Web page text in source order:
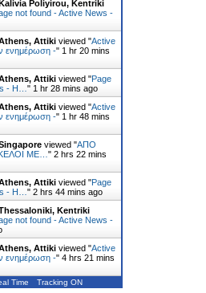
Kalivia Poliyirou, Kentriki
not found - Active News -
Attiki viewed "Active
ενημέρωση -" 1 hr 20 mins
Attiki viewed "Page
- Η… " 1 hr 28 mins ago
Attiki viewed "Active
ενημέρωση -" 1 hr 48 mins
viewed "ΑΠΟ
ΜΕ… " 2 hrs 22 mins
Attiki viewed "Page
- Η… " 2 hrs 44 mins ago
Kentriki
not found - Active News -
Attiki viewed "Active
ενημέρωση -" 4 hrs 21 mins
Time Tracking ON